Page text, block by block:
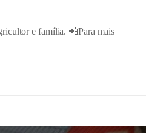
e família. 📲Para mais